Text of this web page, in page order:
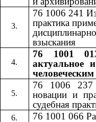
76 1006 241 ​​
практика
взыскания
76 1001
актуальное
76 1006 237
новации и
судебная
76 1001 066